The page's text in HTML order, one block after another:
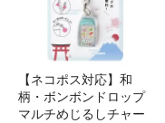
【ネコポス対応】和
柄・ボンボンドロップ
マルチめじるしチャー